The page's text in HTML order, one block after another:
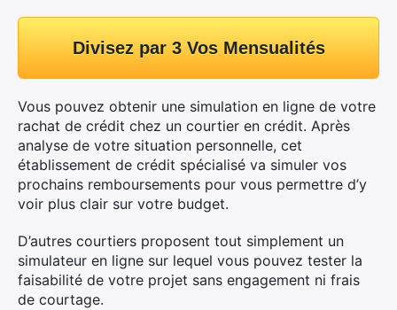
Divisez par 3 Vos Mensualités
Vous pouvez obtenir une simulation en ligne de votre
rachat de crédit chez un courtier en crédit. Après
analyse de votre situation personnelle, cet
établissement de crédit spécialisé va simuler vos
prochains remboursements pour vous permettre d’y
voir plus clair sur votre budget.
D’autres courtiers proposent tout simplement un
simulateur en ligne sur lequel vous pouvez tester la
faisabilité de votre projet sans engagement ni frais
de courtage.